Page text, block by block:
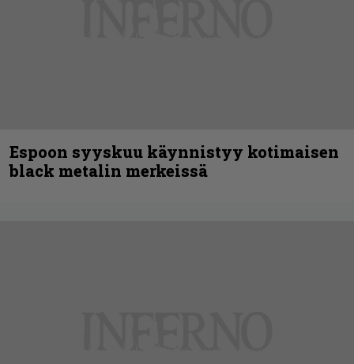
Espoon syyskuu käynnistyy kotimaisen
black metalin merkeissä